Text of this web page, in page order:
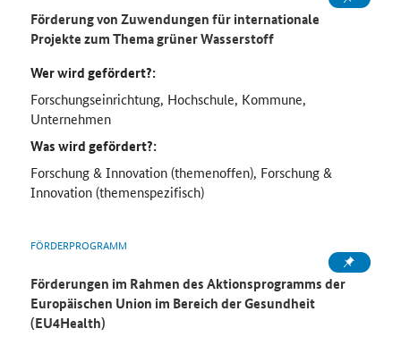
Förderung von Zuwendungen für internationale
Projekte zum Thema grüner Wasserstoff
Wer wird gefördert?:
Forschungseinrichtung, Hochschule, Kommune,
Unternehmen
Was wird gefördert?:
Forschung & Innovation (themenoffen), Forschung &
Innovation (themenspezifisch)
FÖRDERPROGRAMM
Förderungen im Rahmen des Aktionsprogramms der
Europäischen Union im Bereich der Gesundheit
(EU4Health)